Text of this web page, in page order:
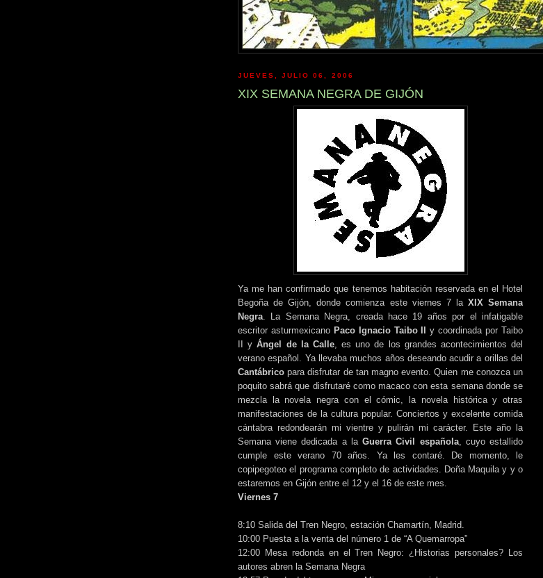
JUEVES, JULIO 06, 2006
XIX SEMANA NEGRA DE GIJÓN
Ya me han confirmado que tenemos habitación reservada en el Hotel
Begoña de Gijón, donde comienza este viernes 7 laXIX Semana
Negra . La Semana Negra, creada hace 19 años por el infatigable
escritor asturmexicano Paco Ignacio Taibo II y coordinada por Taibo
II yÁngel de la Calle, es uno de los grandes acontecimientos del
verano español. Ya llevaba muchos años deseando acudir a orillas del
Cantábrico para disfrutar de tan magno evento. Quien me conozca un
poquito sabrá que disfrutaré como macaco con esta semana donde se
mezcla la novela negra con el cómic, la novela histórica y otras
manifestaciones de la cultura popular. Conciertos y excelente comida
cántabra redondearán mi vientre y pulirán mi carácter. Este año la
Semana viene dedicada a laGuerra Civil española, cuyo estallido
cumple este verano 70 años. Ya les contaré. De momento, le
copipegoteo el programa completo de actividades. Doña Maquila y y o
estaremos en Gijón entre el 12 y el 16 de este mes.
Viernes 7
8:10 Salida del Tren Negro, estación Chamartín, Madrid.
10:00 Puesta a la venta del número 1 de “A Quemarropa”
12:00 Mesa redonda en el Tren Negro: ¿Historias personales? Los
autores abren la Semana Negra